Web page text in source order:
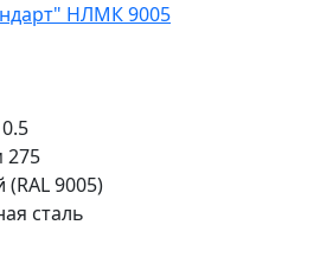
НЛМК 9005
0.5
275
9005)
сталь